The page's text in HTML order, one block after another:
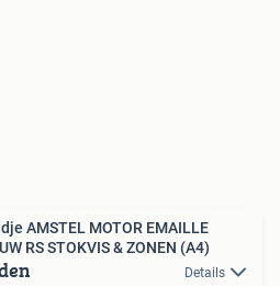
AMSTEL MOTOR EMAILLE
BLAUW RS STOKVIS & ZONEN (A4)
Details